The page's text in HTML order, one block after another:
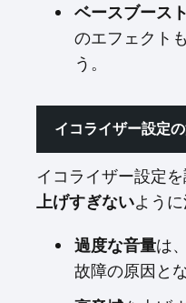
ベースブースト
のエフェクト
う。
イコライザー設定
イコライザー設定を
上げすぎないよう
過度な音量は
故障の原因と